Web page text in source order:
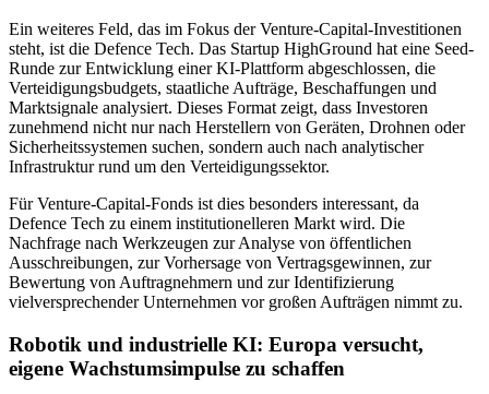
Ein weiteres Feld, das im Fokus der Venture-Capital-Investitionen
steht, ist die Defence Tech. Das Startup HighGround hat eine Seed-
Runde zur Entwicklung einer KI-Plattform abgeschlossen, die
Verteidigungsbudgets, staatliche Aufträge, Beschaffungen und
Marktsignale analysiert. Dieses Format zeigt, dass Investoren
zunehmend nicht nur nach Herstellern von Geräten, Drohnen oder
Sicherheitssystemen suchen, sondern auch nach analytischer
Infrastruktur rund um den Verteidigungssektor.
Für Venture-Capital-Fonds ist dies besonders interessant, da
Defence Tech zu einem institutionelleren Markt wird. Die
Nachfrage nach Werkzeugen zur Analyse von öffentlichen
Ausschreibungen, zur Vorhersage von Vertragsgewinnen, zur
Bewertung von Auftragnehmern und zur Identifizierung
vielversprechender Unternehmen vor großen Aufträgen nimmt zu.
Robotik und industrielle KI: Europa versucht,
eigene Wachstumsimpulse zu schaffen